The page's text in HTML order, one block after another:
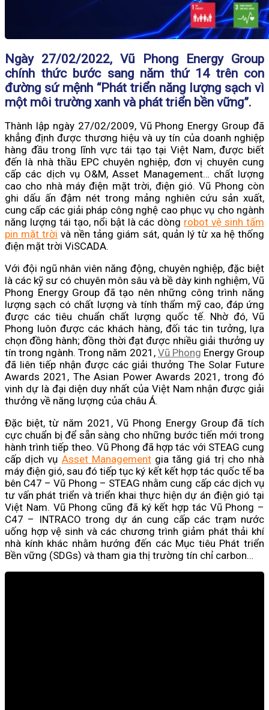
Ngày 27/02/2022, Vũ Phong Energy Group
chính thức bước sang năm thứ 14 trên con
đường sứ mệnh “Phát triển năng lượng sạch vì
một môi trường xanh và phát triển bền vững”.
Thành lập ngày 27/02/2009, Vũ Phong Energy Group đã
khẳng định được thương hiệu và uy tín của doanh nghiệp
hàng đầu trong lĩnh vực tái tạo tại Việt Nam, được biết
đến là nhà thầu EPC chuyên nghiệp, đơn vị chuyên cung
cấp các dịch vụ O&M, Asset Management… chất lượng
cao cho nhà máy điện mặt trời, điện gió. Vũ Phong còn
ghi dấu ấn đậm nét trong mảng nghiên cứu sản xuất,
cung cấp các giải pháp công nghệ cao phục vụ cho ngành
năng lượng tái tạo, nổi bật là các dòng robot vệ sinh tấm
pin mặt trời và nền tảng giám sát, quản lý từ xa hệ thống
điện mặt trời ViSCADA.
Với đội ngũ nhân viên năng động, chuyên nghiệp, đặc biệt
là các kỹ sư có chuyên môn sâu và bề dày kinh nghiệm, Vũ
Phong Energy Group đã tạo nên những công trình năng
lượng sạch có chất lượng và tính thẩm mỹ cao, đáp ứng
được các tiêu chuẩn chất lượng quốc tế. Nhờ đó, Vũ
Phong luôn được các khách hàng, đối tác tin tưởng, lựa
chọn đồng hành; đồng thời đạt được nhiều giải thưởng uy
tín trong ngành. Trong năm 2021, Vũ Phong Energy Group
đã liên tiếp nhận được các giải thưởng The Solar Future
Awards 2021, The Asian Power Awards 2021, trong đó
vinh dự là đại diện duy nhất của Việt Nam nhận được giải
thưởng về năng lượng của châu Á.
Đặc biệt, từ năm 2021, Vũ Phong Energy Group đã tích
cực chuẩn bị để sẵn sàng cho những bước tiến mới trong
hành trình tiếp theo. Vũ Phong đã hợp tác với STEAG cung
cấp dịch vụ Asset Managementgia tăng giá trị cho nhà
máy điện gió, sau đó tiếp tục ký kết kết hợp tác quốc tế ba
bên C47 – Vũ Phong – STEAG nhằm cung cấp các dịch vụ
tư vấn phát triển và triển khai thực hiện dự án điện gió tại
Việt Nam. Vũ Phong cũng đã ký kết hợp tác Vũ Phong –
C47 – INTRACO trong dự án cung cấp các trạm nước
uống hợp vệ sinh và các chương trình giảm phát thải khí
nhà kính khác nhằm hướng đến các Mục tiêu Phát triển
Bền vững (SDGs) và tham gia thị trường tín chỉ carbon…